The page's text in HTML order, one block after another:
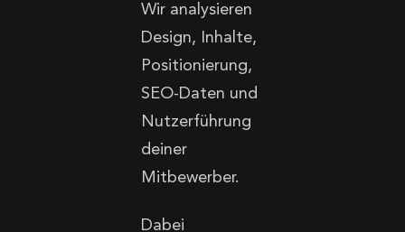
Wir analysieren
Design, Inhalte,
Positionierung,
SEO-Daten und
Nutzerführung
deiner
Mitbewerber.
Dabei